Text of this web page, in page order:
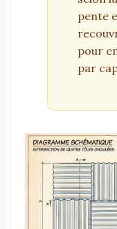
pente
pour
par